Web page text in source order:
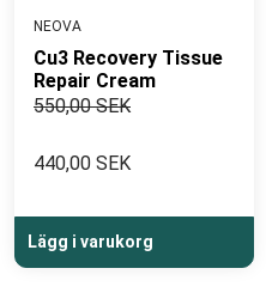
NEOVA
Cu3 Recovery Tissue
Repair Cream
550,00 SEK
440,00 SEK
Lägg i varukorg